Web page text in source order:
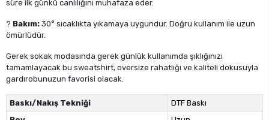
süre ilk günkü canlılığını muhafaza eder.
? Bakım: 30° sıcaklıkta yıkamaya uygundur. Doğru kullanım ile uzun
ömürlüdür.
Gerek sokak modasında gerek günlük kullanımda şıklığınızı
tamamlayacak bu sweatshirt, oversize rahatlığı ve kaliteli dokusuyla
gardırobunuzun favorisi olacak.
Baskı/Nakış Tekniği
DTF Baskı